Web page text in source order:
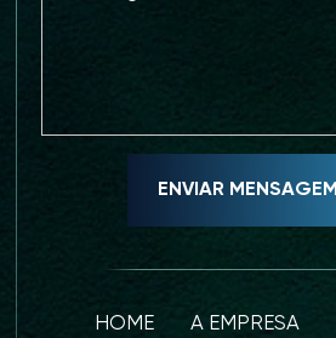
ENVIAR MENSAGEM
HOME A EMPRESA